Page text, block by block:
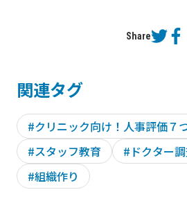
Share
関連タグ
#クリニック向け！人事評価７
#スタッフ教育
#ドクター
#組織作り